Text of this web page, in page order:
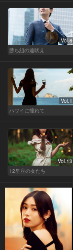
Vol.8
勝ち組の遠吠え
Vol.1
ハワイに憧れて
Vol.13
12星座の女たち